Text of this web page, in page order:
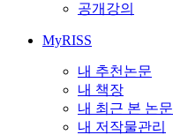
공개강의
MyRISS
내 추천논문
내 책장
내 최근 본 논문
내 저작물관리